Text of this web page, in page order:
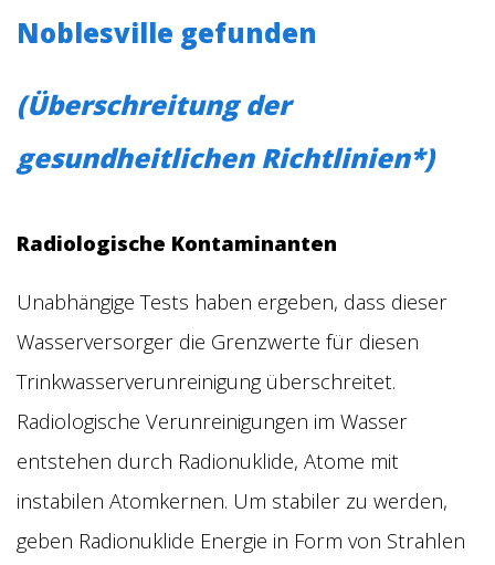
Noblesville gefunden
(Überschreitung der
gesundheitlichen Richtlinien*)
Radiologische Kontaminanten
Unabhängige Tests haben ergeben, dass dieser
Wasserversorger die Grenzwerte für diesen
Trinkwasserverunreinigung überschreitet.
Radiologische Verunreinigungen im Wasser
entstehen durch Radionuklide, Atome mit
instabilen Atomkernen. Um stabiler zu werden,
geben Radionuklide Energie in Form von Strahlen